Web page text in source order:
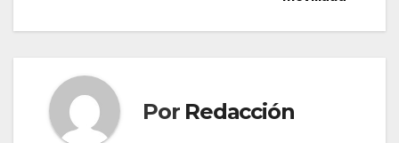
Por Redacción